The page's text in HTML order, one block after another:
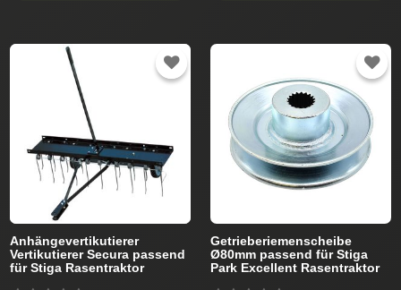
Anhängevertikutierer
Vertikutierer Secura passend
für Stiga Rasentraktor
Getrieberiemenscheibe
Ø80mm passend für Stiga
Park Excellent Rasentraktor